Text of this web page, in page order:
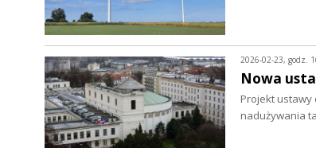
2026-02-23, godz.
Nowa
Projekt ustawy
nadużywania